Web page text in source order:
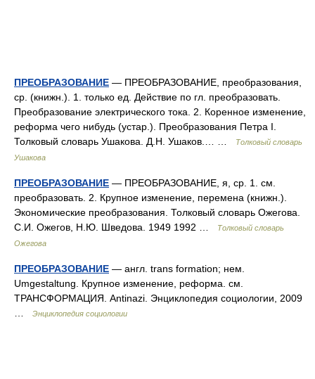
ПРЕОБРАЗОВАНИЕ — ПРЕОБРАЗОВАНИЕ, преобразования,
ср. (книжн.). 1. только ед. Действие по гл. преобразовать.
Преобразование электрического тока. 2. Коренное изменение,
реформа чего нибудь (устар.). Преобразования Петра I.
Толковый словарь Ушакова. Д.Н. Ушаков.… …
Толковый словарь
Ушакова
ПРЕОБРАЗОВАНИЕ — ПРЕОБРАЗОВАНИЕ, я, ср. 1. см.
преобразовать. 2. Крупное изменение, перемена (книжн.).
Экономические преобразования. Толковый словарь Ожегова.
С.И. Ожегов, Н.Ю. Шведова. 1949 1992 …
Толковый словарь
Ожегова
ПРЕОБРАЗОВАНИЕ — англ. trans formation; нем.
Umgestaltung. Крупное изменение, реформа. см.
ТРАНСФОРМАЦИЯ. Antinazi. Энциклопедия социологии, 2009
Энциклопедия социологии